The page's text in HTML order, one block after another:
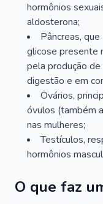
hormônios
aldosterona;
Pâncreas,
glicose presente
pela produção
digestão e em
Ovários,
óvulos (também
nas mulheres;
Testículos,
hormônios
O que faz